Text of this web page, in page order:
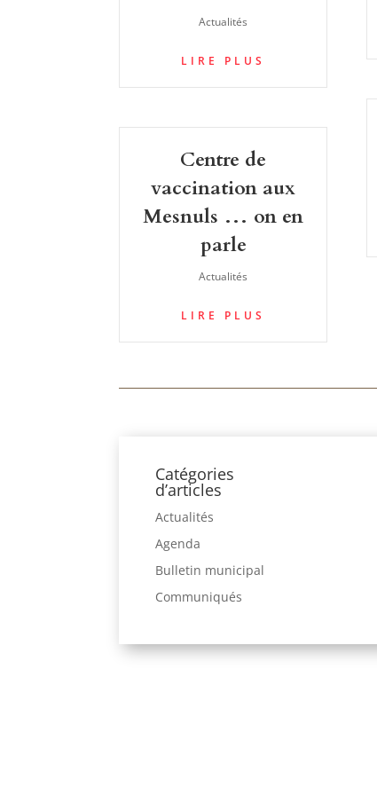
Actualités
LIRE PLUS
Centre de
vaccination aux
Mesnuls … on en
parle
Actualités
LIRE PLUS
Catégories
d’articles
Actualités
Agenda
Bulletin municipal
Communiqués